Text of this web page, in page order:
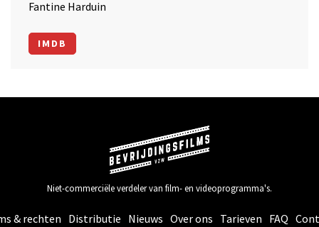
Fantine Harduin
IMDB
Niet-commerciële verdeler van film- en videoprogramma's.
& rechten Distributie Nieuws Over ons Tarieven FAQ